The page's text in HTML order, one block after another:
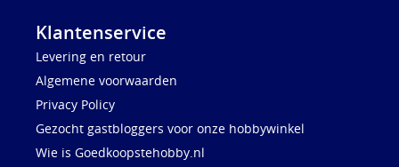
Klantenservice
Levering en retour
Algemene voorwaarden
Privacy Policy
Gezocht gastbloggers voor onze hobbywinkel
Wie is Goedkoopstehobby.nl